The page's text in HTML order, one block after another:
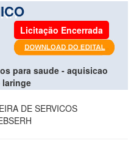
Licitação Encerrada
para saude - aquisicao
laringe
DE SERVICOS